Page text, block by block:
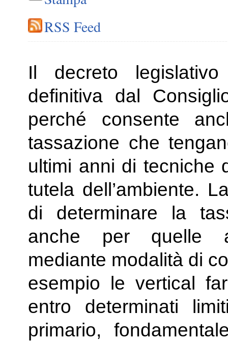
RSS Feed
Il decreto
definitiva dal
perché consente
tassazione che
ultimi anni di tecniche
tutela dell’ambiente.
di determinare la
anche per quelle
mediante modalità di
esempio le vertical
entro determinati
primario,